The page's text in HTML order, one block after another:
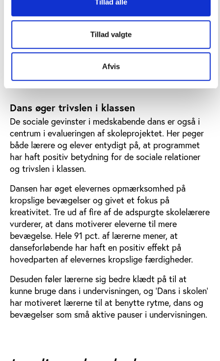
Tillad alle
Tillad valgte
Afvis
79 pct. af deltagerne i de to projekter har fået nye
venner gennem dansen. Sammenligner man med de
medlemmer i idrætsforeninger, der ligesom danserne
kun har været medlem i mindre end et år, er tallet
Dans øger trivslen i klassen
De sociale gevinster i medskabende dans er også i
centrum i evalueringen af skoleprojektet. Her peger
både lærere og elever entydigt på, at programmet
har haft positiv betydning for de sociale relationer
og trivslen i klassen.
Dansen har øget elevernes opmærksomhed på
kropslige bevægelser og givet et fokus på
kreativitet. Tre ud af fire af de adspurgte skolelærere
vurderer, at dans motiverer eleverne til mere
bevægelse. Hele 91 pct. af lærerne mener, at
danseforløbende har haft en positiv effekt på
hovedparten af elevernes kropslige færdigheder.
Desuden føler lærerne sig bedre klædt på til at
kunne bruge dans i undervisningen, og ’Dans i skolen’
har motiveret lærerne til at benytte rytme, dans og
bevægelser som små aktive pauser i undervisningen.